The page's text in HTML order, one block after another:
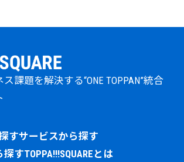
下記の認定個人情報保護団体の対象事業
し出いただくこともできます。
本情報経済社会推進協会 認定個人情報
0032 東京都港区六本木1-9-9 六本木フ
業者としての表示について 当社の名称、
者の氏名に関しては、当社コーポレート
課題を解決する“ONE TOPPAN”統合
すサービスから探す
探すTOPPA!!!SQUAREとは